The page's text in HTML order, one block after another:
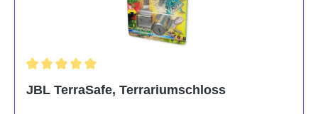
JBL TerraSafe, Terrariumschloss